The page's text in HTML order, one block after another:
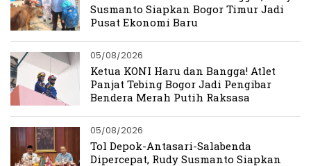
Susmanto Siapkan Bogor Timur Jadi
Pusat Ekonomi Baru
05/08/2026
Ketua KONI Haru dan Bangga! Atlet
Panjat Tebing Bogor Jadi Pengibar
Bendera Merah Putih Raksasa
05/08/2026
Tol Depok-Antasari-Salabenda
Dipercepat, Rudy Susmanto Siapkan